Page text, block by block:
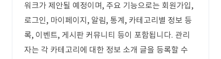
워크가 제안될 예정이며, 주요 기능으로는 회원가입,
로그인, 마이페이지, 알림, 통계, 카테고리별 정보 등
록, 이벤트, 게시판 커뮤니티 등이 포함됩니다. 관리
자는 각 카테고리에 대한 정보 소개 글을 등록할 수